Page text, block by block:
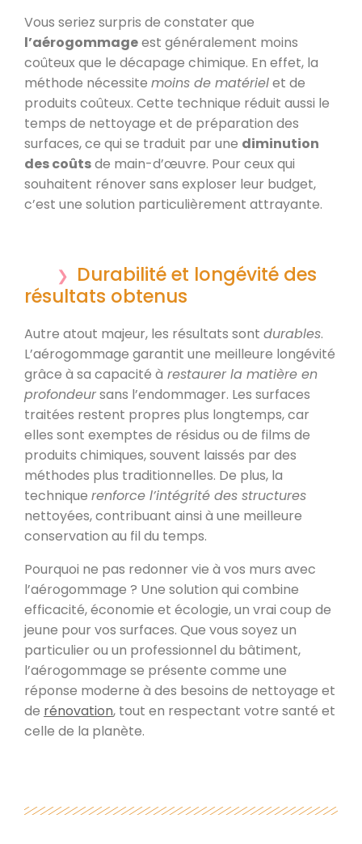
Vous seriez surpris de constater que
l’aérogommageest généralement moins
coûteux que le décapage chimique. En effet, la
méthode nécessite moins de matérielet de
produits coûteux. Cette technique réduit aussi le
temps de nettoyage et de préparation des
surfaces, ce qui se traduit par une diminution
des coûtsde main-d’œuvre. Pour ceux qui
souhaitent rénover sans exploser leur budget,
c’est une solution particulièrement attrayante.
Durabilité et longévité des
résultats obtenus
Autre atout majeur, les résultats sont durables.
L’aérogommage garantit une meilleure longévité
grâce à sa capacité à restaurer la matière en
profondeursans l’endommager. Les surfaces
traitées restent propres plus longtemps, car
elles sont exemptes de résidus ou de films de
produits chimiques, souvent laissés par des
méthodes plus traditionnelles. De plus, la
technique renforce l’intégrité des structures
nettoyées, contribuant ainsi à une meilleure
conservation au fil du temps.
Pourquoi ne pas redonner vie à vos murs avec
l’aérogommage ? Une solution qui combine
efficacité, économie et écologie, un vrai coup de
jeune pour vos surfaces. Que vous soyez un
particulier ou un professionnel du bâtiment,
l’aérogommage se présente comme une
réponse moderne à des besoins de nettoyage et
de rénovation, tout en respectant votre santé et
celle de la planète.